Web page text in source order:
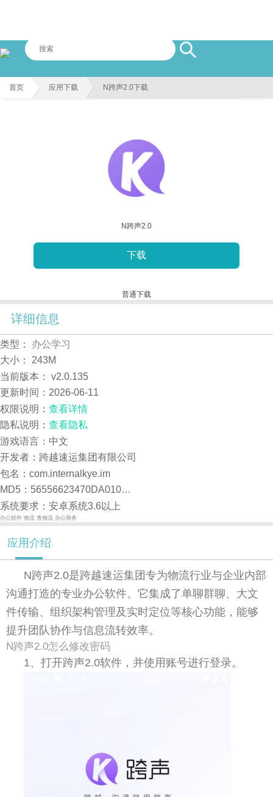
首页 应用下载 N跨声2.0下载
N跨声2.0
下载
普通下载
详细信息
类型：
办公学习
大小：
243M
当前版本：
v2.0.135
更新时间： 2026-06-11
权限说明： 查看详情
隐私说明： 查看隐私
游戏语言：中文
开发者：跨越速运集团有限公司
包名：com.internalkye.im
MD5：56556623470DA010A9234ED46B3CAEF1
系统要求：安卓系统3.6以上
办公软件 物流 查物流 办公商务
应用介绍
N跨声2.0是跨越速运集团专为物流行业与企业内部
沟通打造的专业办公软件。它集成了单聊群聊、大文
件传输、组织架构管理及实时定位等核心功能，能够
提升团队协作与信息流转效率。
N跨声2.0怎么修改密码
1、打开跨声2.0软件，并使用账号进行登录。